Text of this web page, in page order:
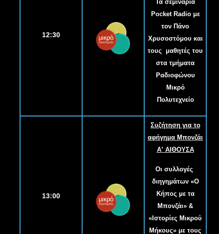
12:30
Τα σεμινάρια
Pocket Radio με
τον Πάνο
Χρυσοστόμου και
τους μαθητές του
στα τμήματα
Ραδιοφώνου
Μικρό
Πολυτεχνείο
13:00
Συζήτηση για το
αφήγημα Μπονζάι
Α’ ΑΙΘΟΥΣΑ
Οι συλλογές
διηγημάτων «Ο
Κήπος με τα
Μπονζάι» &
«Ιστορίες Μικρού
Μήκους» με τους